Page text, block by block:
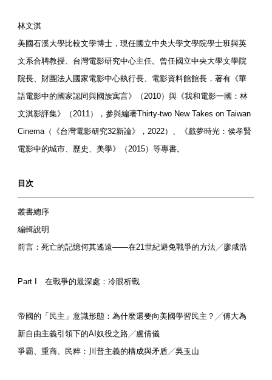
林文淇
美國石溪大學比較文學博士，現任國立中央大學文學院學士班與英
文系合聘教授、台灣電影研究中心主任。曾任國立中央大學文學院
院長、財團法人國家電影中心執行長、電影資料館館長，著有《華
語電影中的國家認同與國族寓言》（2010）與《我和電影一國：林
文淇影評集》（2011），參與編著Thirty-two New Takes on Taiwan
Cinema（《台灣電影研究32新論》，2022）、《戲夢時光：侯孝賢
電影中的城市、歷史、美學》（2015）等專書。
目次
叢書總序
編輯說明
前言：死亡的記憶何其遙遠——在21世紀避免戰爭的方法╱廖咸浩
Part I 在戰爭的最深處：冷眼析戰
帝國的「民主」意識形態：為什麼還要向美國學習民主？╱傅大為
新自由主義引領下的AI奴役之路╱盧倩儀
爭霸、重商、民粹：川普主義的構成與矛盾╱吳玉山